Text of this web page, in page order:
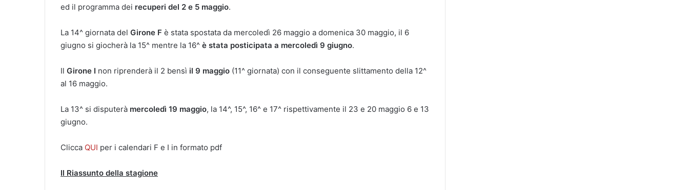
ed il programma dei recuperi del 2 e 5 maggio.
La 14^ giornata del Girone F è stata spostata da mercoledì 26 maggio a domenica 30 maggio, il 6
giugno si giocherà la 15^ mentre la 16^ è stata posticipata a mercoledì 9 giugno.
Il Girone I non riprenderà il 2 bensì il 9 maggio (11^ giornata) con il conseguente slittamento della 12^
al 16 maggio.
La 13^ si disputerà mercoledì 19 maggio, la 14^, 15^, 16^ e 17^ rispettivamente il 23 e 20 maggio 6 e 13
giugno.
Clicca QUI per i calendari F e I in formato pdf
Il Riassunto della stagione